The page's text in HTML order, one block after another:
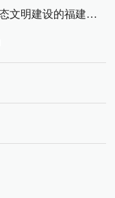
数字生态文明建设的福建路径与启示